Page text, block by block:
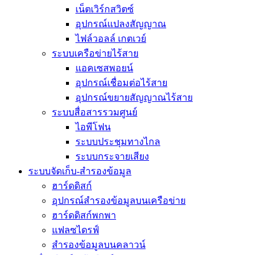
เน็ตเวิร์กสวิตซ์
อุปกรณ์แปลงสัญญาณ
ไฟล์วอลล์ เกตเวย์
ระบบเครือข่ายไร้สาย
แอคเซสพอยน์
อุปกรณ์เชื่อมต่อไร้สาย
อุปกรณ์ขยายสัญญาณไร้สาย
ระบบสื่อสารรวมศูนย์
ไอพีโฟน
ระบบประชุมทางไกล
ระบบกระจายเสียง
ระบบจัดเก็บ-สำรองข้อมูล
ฮาร์ดดิสก์
อุปกรณ์สำรองข้อมูลบนเครือข่าย
ฮาร์ดดิสก์พกพา
แฟลซไดรฟ์
สำรองข้อมูลบนคลาวน์